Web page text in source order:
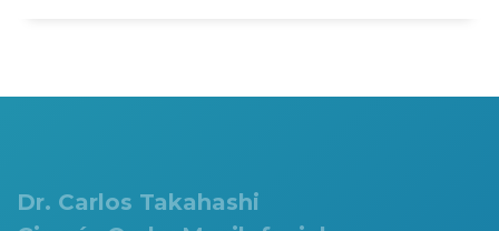
Dr. Carlos Takahashi